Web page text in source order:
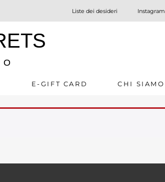
Liste dei desideri Instagram
E-GIFT CARD CHI SIAMO